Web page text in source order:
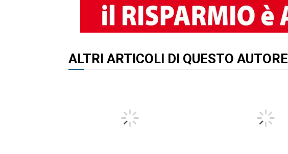
ALTRI ARTICOLI DI QUESTO AUTORE